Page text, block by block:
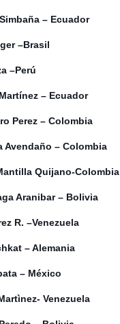
– Ecuador
–Brasil
–Perú
– Ecuador
Perez – Colombia
Avendaño – Colombia
Quijano-Colombia
Aranibar – Bolivia
R. –Venezuela
– Alemania
– México
Venezuela